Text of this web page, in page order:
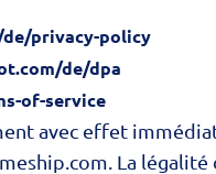
privacy-policy
de/dpa
of-service
avec effet
La